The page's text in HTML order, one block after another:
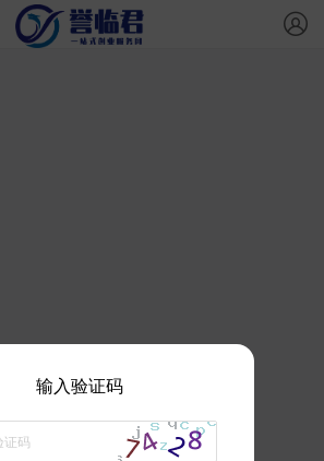
输入验证码